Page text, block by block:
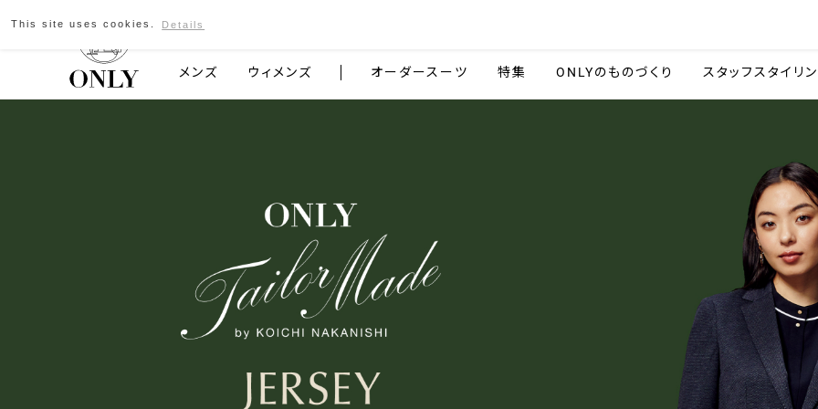
京都発のスーツブランド ONLY
メンズ ウィメンズ オーダースーツ 特集 ONLYのものづくり スタッフスタイリ
This site uses cookies. Details